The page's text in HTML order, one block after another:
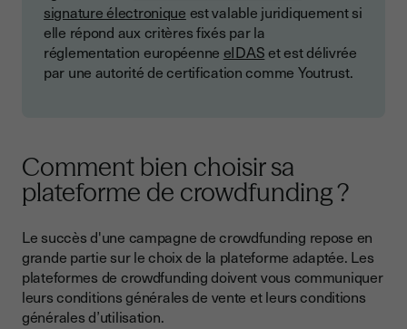
signature électronique est valable juridiquement si
elle répond aux critères fixés par la
réglementation européenne eIDASet est délivrée
par une autorité de certification comme Youtrust.
Comment bien choisir sa
plateforme de crowdfunding ?
Le succès d'une campagne de crowdfunding repose en
grande partie sur le choix de la plateforme adaptée. Les
plateformes de crowdfunding doivent vous communiquer
leurs conditions générales de vente et leurs conditions
générales d’utilisation.